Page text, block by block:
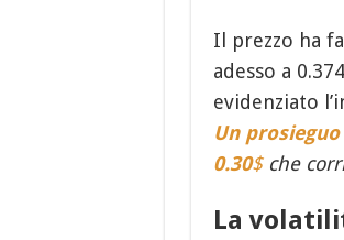
Il prezzo ha
adesso a
evidenziato
Un
0.30$che
La